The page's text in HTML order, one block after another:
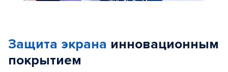
5
Защита экрана инновационным
покрытием